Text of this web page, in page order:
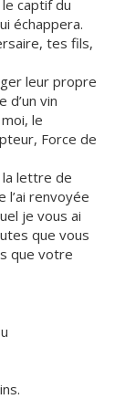
captif du
échappera.
tes fils,
leur propre
d’un vin
le
Force de
la lettre de
renvoyée
je vous ai
que vous
que votre